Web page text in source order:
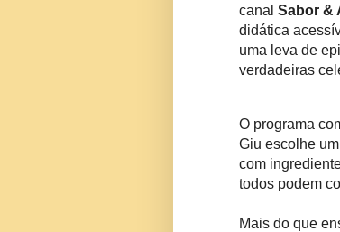
canal Sabor &
didática
uma leva de
verdadeiras
O programa
Giu escolhe
com
todos podem
Mais do que